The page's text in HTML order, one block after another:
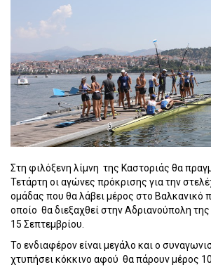
Στη φιλόξενη λίμνη της Καστοριάς θα
Τετάρτη οι αγώνες πρόκρισης για την
ομάδας που θα λάβει μέρος στο Βαλκανικό
οποίο θα διεξαχθεί στην Αδριανούπολη
15 Σεπτεμβρίου.
Το ενδιαφέρον είναι μεγάλο και ο
χτυπήσει κόκκινο αφού θα πάρουν μέρος